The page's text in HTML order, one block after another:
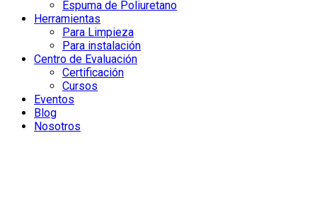
Espuma de Poliuretano
Herramientas
Para Limpieza
Para instalación
Centro de Evaluación
Certificación
Cursos
Eventos
Blog
Nosotros